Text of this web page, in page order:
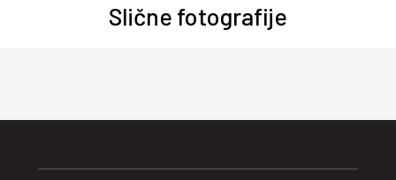
Slične fotografije